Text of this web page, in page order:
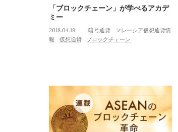
「ブロックチェーン」が学べるアカデ
ミー
2018.04.18 暗号通貨
マレーシア仮想通貨情
報
仮想通貨 ブロックチェーン